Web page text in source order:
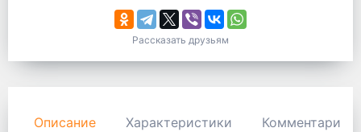
Рассказать друзьям
Описание Характеристики Комментарии